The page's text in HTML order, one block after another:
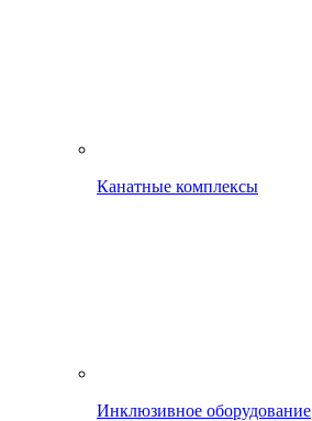
Канатные комплексы
Инклюзивное оборудование